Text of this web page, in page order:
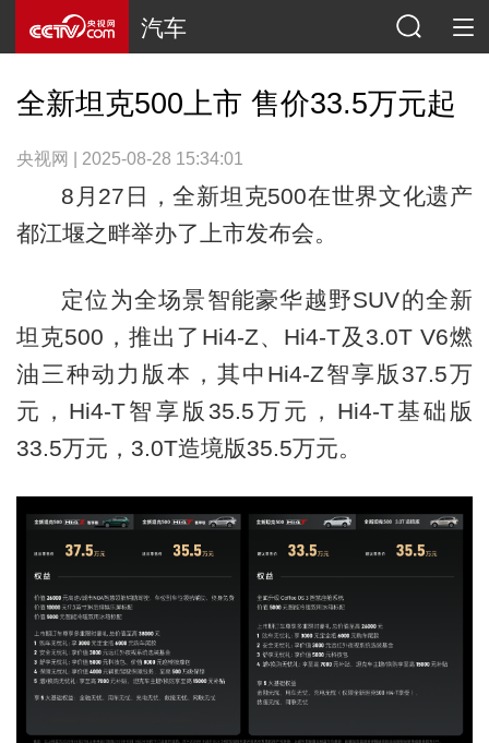
汽车
全新坦克500上市 售价33.5万元起
央视网 | 2025-08-28 15:34:01
8月27日，全新坦克500在世界文化遗产
都江堰之畔举办了上市发布会。
定位为全场景智能豪华越野SUV的全新
坦克500，推出了Hi4-Z、Hi4-T及3.0T V6燃
油三种动力版本，其中Hi4-Z智享版37.5万
元，Hi4-T智享版35.5万元，Hi4-T基础版
33.5万元，3.0T造境版35.5万元。